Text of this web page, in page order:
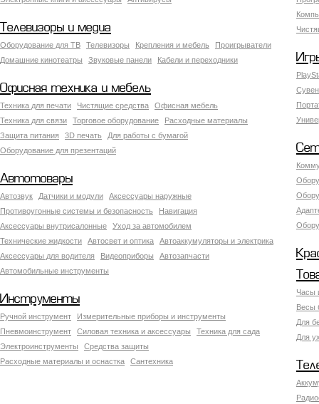
Телевизоры и медиа
Оборудование для ТВ Телевизоры Крепления и мебель
Проигрыватели
Домашние кинотеатры
Звуковые панели Кабели и переходники
Офисная техника и мебель
Техника для печати Чистящие средства
Офисная мебель
Техника для связи
Торговое оборудование
Расходные материалы
Защита питания
3D печать
Для работы с бумагой
Оборудование для презентаций
Автотовары
Автозвук Датчики и модули
Аксессуары наружные
Противоугонные системы и безопасность
Навигация
Аксесcуары внутрисалонные
Уход за автомобилем
Технические жидкости
Автосвет и оптика
Автоаккумуляторы и электрика
Аксессуары для водителя
Видеоприборы
Автозапчасти
Автомобильные инструменты
Часы
Весы
Для
Для
Инструменты
Ручной инструмент
Измерительные приборы и инструменты
Пневмоинструмент
Силовая техника и аксессуары
Техника для сада
Электроинструменты
Средства защиты
Расходные материалы и оснастка
Сантехника